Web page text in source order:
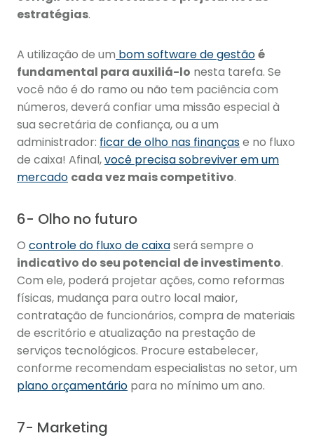
estratégias.
A utilização de um bom software de gestãoé
fundamental para auxiliá-lo nesta tarefa. Se
você não é do ramo ou não tem paciência com
números, deverá confiar uma missão especial à
sua secretária de confiança, ou a um
administrador: ficar de olho nas finançase no fluxo
de caixa! Afinal,você precisa sobreviver em um
mercado cada vez mais competitivo.
6- Olho no futuro
O controle do fluxo de caixaserá sempre o
indicativo do seu potencial de investimento.
Com ele, poderá projetar ações, como reformas
físicas, mudança para outro local maior,
contratação de funcionários, compra de materiais
de escritório e atualização na prestação de
serviços tecnológicos. Procure estabelecer,
conforme recomendam especialistas no setor, um
plano orçamentário para no mínimo um ano.
7- Marketing